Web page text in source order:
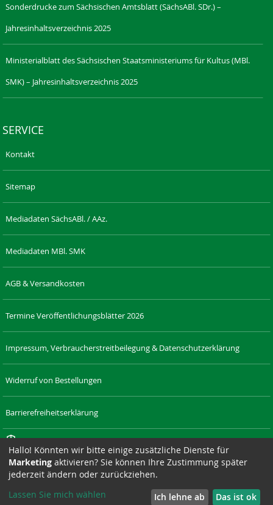
Sonderdrucke zum Sächsischen Amtsblatt (SächsABl. SDr.) –
Jahresinhaltsverzeichnis 2025
Ministerialblatt des Sächsischen Staatsministeriums für Kultus (MBl.
SMK) – Jahresinhaltsverzeichnis 2025
SERVICE
Kontakt
Sitemap
Mediadaten SächsABl. / AAz.
Mediadaten MBl. SMK
AGB & Versandkosten
Termine Veröffentlichungsblätter 2026
Impressum, Verbraucherstreitbeilegung & Datenschutzerklärung
Widerruf von Bestellungen
Barrierefreiheitserklärung
Cookie-Einstellungen
SAXONIA-
Suchmaschine unterstützt von ElasticSuite
Hallo! Könnten wir bitte einige zusätzliche Dienste für
Marketing aktivieren? Sie können Ihre Zustimmung später
jederzeit ändern oder zurückziehen.
Lassen Sie mich wählen
Ich lehne ab Das ist ok